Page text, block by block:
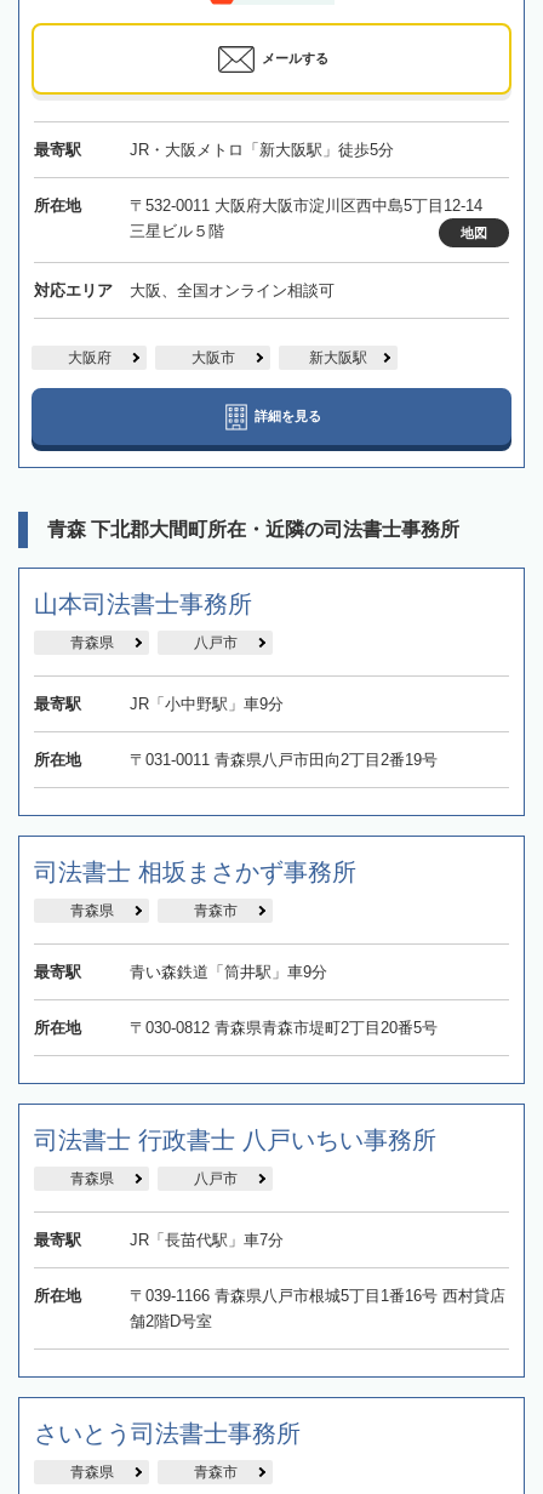
メールする
最寄駅 JR・大阪メトロ「新大阪駅」徒歩5分
所在地
〒532-0011 大阪府大阪市淀川区西中島5丁目12-14
三星ビル５階
地図
対応エリア 大阪、全国オンライン相談可
大阪府 大阪市 新大阪駅
詳細を見る
青森 下北郡大間町所在・近隣の司法書士事務所
山本司法書士事務所
青森県 八戸市
最寄駅 JR「小中野駅」車9分
所在地 〒031-0011 青森県八戸市田向2丁目2番19号
司法書士 相坂まさかず事務所
青森県 青森市
最寄駅 青い森鉄道「筒井駅」車9分
所在地 〒030-0812 青森県青森市堤町2丁目20番5号
司法書士 行政書士 八戸いちい事務所
青森県 八戸市
最寄駅 JR「長苗代駅」車7分
所在地
〒039-1166 青森県八戸市根城5丁目1番16号 西村貸店
舗2階D号室
さいとう司法書士事務所
青森県 青森市